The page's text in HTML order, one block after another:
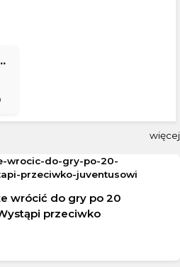
więcej
wrócić do gry po 20
przeciwko